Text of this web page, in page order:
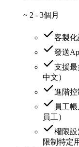
~ 2 - 3個月
客製
發送
支援
中文）
進階
員工
員工）
權限
限制特定